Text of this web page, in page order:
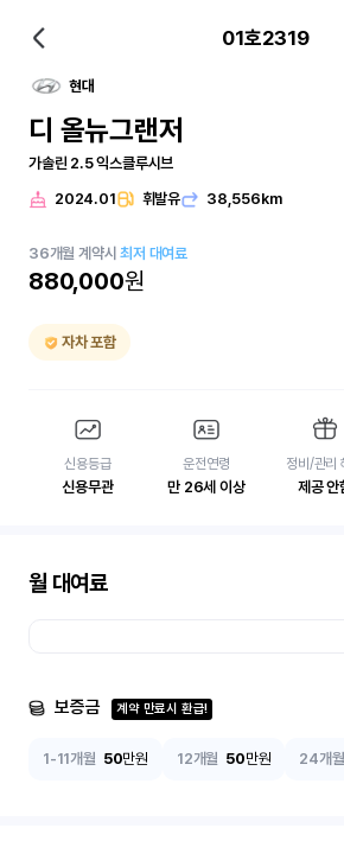
01호2319
현대
디 올뉴그랜저
가솔린 2.5 익스클루시브
2024.01 휘발유 38,556km
36개월 계약시최저 대여료
880,000원
자차 포함
신용등급
신용무관
운전연령
만 26세 이상
정비/관리
제공 안
월 대여료
보증금 계약 만료시 환급!
1-11개월 50만원 12개월 50만원 24개월